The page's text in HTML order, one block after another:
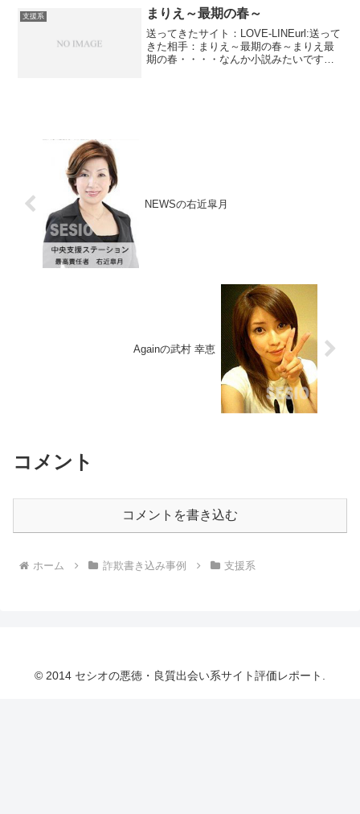
児童発達支援協議会な...
支援系 まりえ～最期の春～
送ってきたサイト：LOVE-LINEurl:送って
きた相手：まりえ～最期の春～まりえ最
期の春・・・・なんか小説みたいです
NEWSの右近皐月
Againの武村 幸恵
コメント
コメントを書き込む
ホーム 詐欺書き込み事例 支援系
© 2014 セシオの悪徳・良質出会い系サイト評価レポート.